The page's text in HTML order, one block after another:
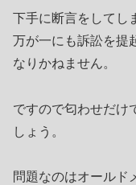
下手に断言をしてし
万が一にも訴訟を提
なりかねません。
ですので匂わせだけ
しょう。
問題なのはオールド